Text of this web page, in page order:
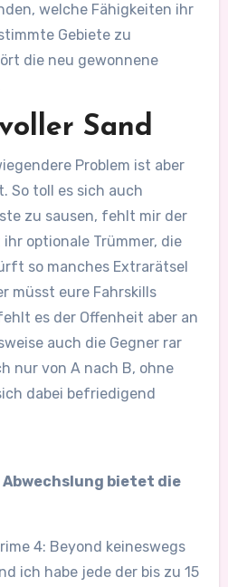
welche Fähigkeiten ihr
Gebiete zu
die neu gewonnene
Sand
Problem ist aber
So toll es sich auch
zu sausen, fehlt mir der
optionale Trümmer, die
so manches Extrarätsel
müsst eure Fahrskills
es der Offenheit aber an
auch die Gegner rar
nur von A nach B, ohne
dabei befriedigend
Abwechslung bietet die
4: Beyond keineswegs
ich habe jede der bis zu 15